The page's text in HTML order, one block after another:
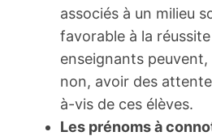
associés à un milieu
favorable à la
enseignants
non, avoir des
à-vis de ces élèves.
Les prénoms à